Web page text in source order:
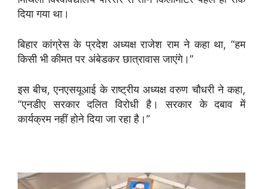
दिया गया था।
बिहार कांग्रेस के प्रदेश अध्यक्ष राजेश राम ने कहा था, “हम
किसी भी कीमत पर अंबेडकर छात्रावास जाएंगे।”
इस बीच, एनएसयूआई के राष्ट्रीय अध्यक्ष वरुण चौधरी ने कहा,
“एनडीए सरकार दलित विरोधी है। सरकार के दबाव में
कार्यक्रम नहीं होने दिया जा रहा है।”